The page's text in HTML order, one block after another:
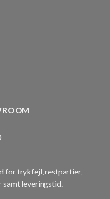
for trykfejl, restpartier,
samt leveringstid.